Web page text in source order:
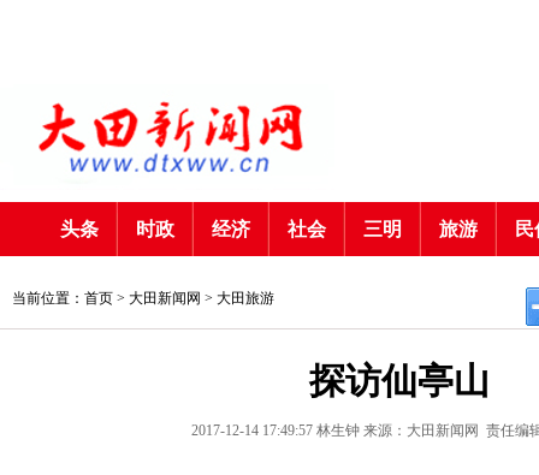
头条 时政 经济 社会 三明 旅游
当前位置：首页 > 大田新闻网 > 大田旅游
探访仙亭山
2017-12-14 17:49:57 林生钟 来源：大田新闻网 责任编